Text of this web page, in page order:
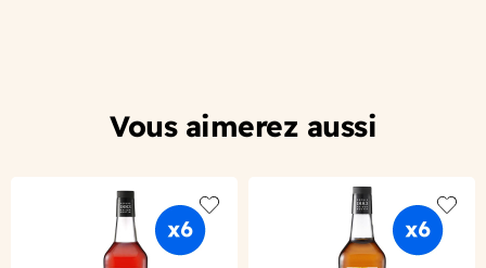
Vous aimerez aussi
Add to wishlist Add